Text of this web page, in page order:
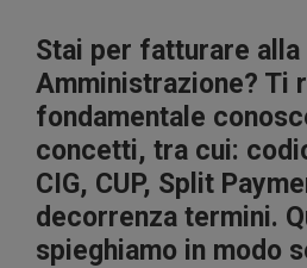
Stai per fatturare alla
Amministrazione? Ti
fondamentale
concetti, tra cui:
CIG, CUP, Split
decorrenza termini.
spieghiamo in modo